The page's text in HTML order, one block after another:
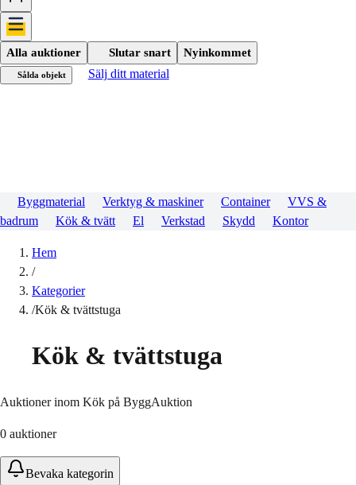
Alla auktioner Slutar snart Nyinkommet
Sålda objekt Sälj ditt material
Byggmaterial Verktyg & maskiner Container
VVS &
badrum
Kök & tvätt El Verkstad Skydd Kontor
Hem
/
Kategorier
/Kök & tvättstuga
Kök & tvättstuga
Auktioner inom Kök på ByggAuktion
0 auktioner
Bevaka kategorin